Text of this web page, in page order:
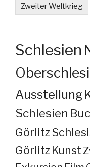
Zweiter Weltkrieg
Schlesien
Ausstellung
Schlesien
Görlitz
Görlitz Kunst